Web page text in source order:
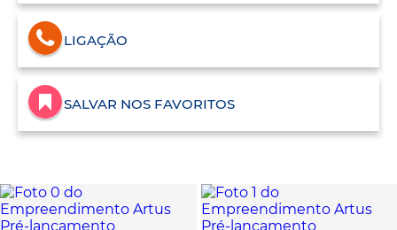
LIGAÇÃO
SALVAR NOS FAVORITOS